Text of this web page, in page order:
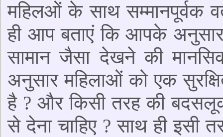
महिलओं के साथ सम्मानपूर्वक
ही आप बताएं कि आपके
सामान जैसा देखने की
अनुसार महिलाओं को एक
है ? और किसी तरह की
से देना चाहिए ? साथ ही इसी